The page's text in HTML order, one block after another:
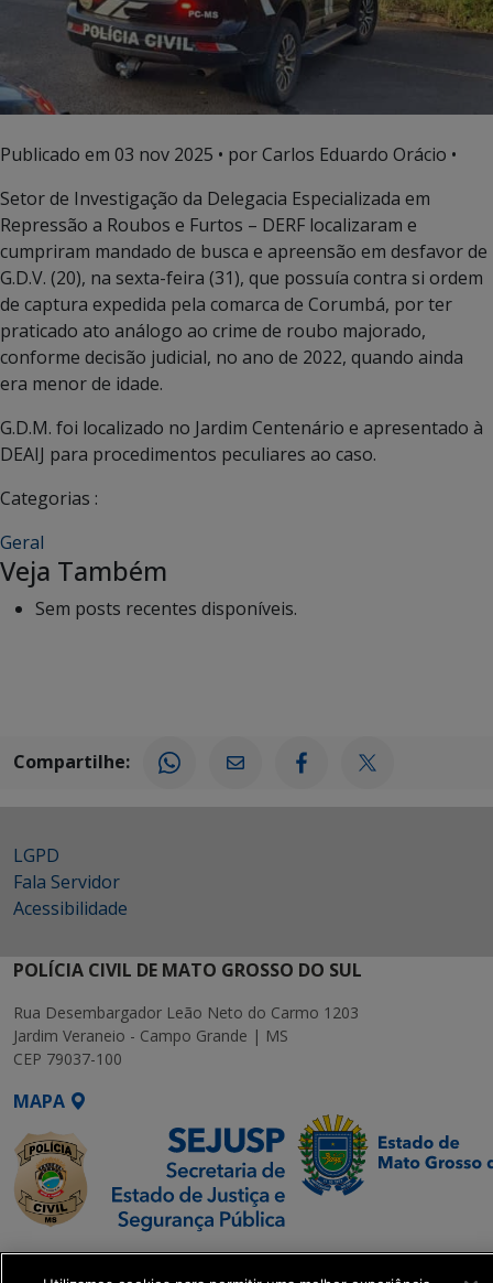
Publicado em 03 nov 2025 • por Carlos Eduardo Orácio •
Setor de Investigação da Delegacia Especializada em
Repressão a Roubos e Furtos – DERF localizaram e
cumpriram mandado de busca e apreensão em desfavor de
G.D.V. (20), na sexta-feira (31), que possuía contra si ordem
de captura expedida pela comarca de Corumbá, por ter
praticado ato análogo ao crime de roubo majorado,
conforme decisão judicial, no ano de 2022, quando ainda
era menor de idade.
G.D.M. foi localizado no Jardim Centenário e apresentado à
DEAIJ para procedimentos peculiares ao caso.
Categorias :
Geral
Veja Também
Sem posts recentes disponíveis.
Compartilhe:
LGPD
Fala Servidor
Acessibilidade
POLÍCIA CIVIL DE MATO GROSSO DO SUL
Rua Desembargador Leão Neto do Carmo 1203
Jardim Veraneio - Campo Grande | MS
CEP 79037-100
MAPA
SETDIG | Secretaria-